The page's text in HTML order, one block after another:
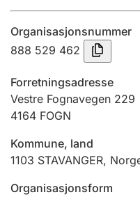
Innsending og
Jeger
Ektepaktveileder
Organisasjonsnummer
888 529 462
Forretningsadresse
Vestre Fognavegen 229
4164 FOGN
Kommune, land
1103 STAVANGER,
Organisasjonsform